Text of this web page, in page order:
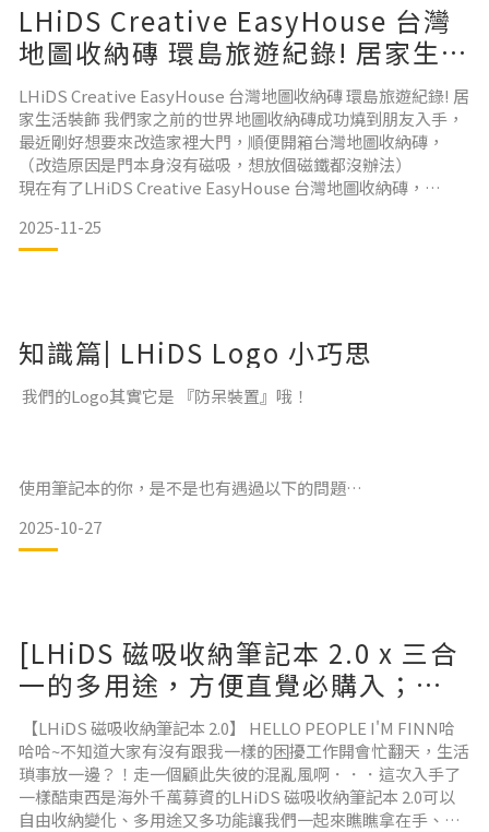
婚後遇到疫
LHiDS Creative EasyHouse 台灣
地圖收納磚 環島旅遊紀錄! 居家生活
裝飾
LHiDS Creative EasyHouse 台灣地圖收納磚 環島旅遊紀錄! 居
家生活裝飾 我們家之前的世界地圖收納磚成功燒到朋友入手，
最近剛好想要來改造家裡大門，順便開箱台灣地圖收納磚，
（改造原因是門本身沒有磁吸，想放個磁鐵都沒辦法）
現在有了LHiDS Creative EasyHouse 台灣地圖收納磚，
還兼具收納等多功能，重點是真的很美又超有質
感！！ EasyHouse多年來推出各款磁吸式收納磚，
2025-11-25
知識篇| LHiDS Logo 小巧思
我們的Logo其實它是 『防呆裝置』哦！
使用筆記本的你，是不是也有遇過以下的問題
🗣️：為什麼感覺吸力不太夠 檢查看看你是否有使用正確LHiDS
Logo 需朝正面使用 為了能讓配件更加穩固的吸在我們的筆記
本上，產品底部設定磁力更強，LHiDS Logo 能更快速辨識正
面！ 而不同的筆記本有自己相對應的磁吸位置，只要把配件吸
附在相應的位置上就可以了！ 〖 A4 / A5 筆記本 〗 〖 A6 筆記本
〗 〖 2.0系列 筆記本
2025-10-27
[LHiDS 磁吸收納筆記本 2.0 x 三合
一的多用途，方便直覺必購入；工
作生活要便利滿足你！║簡約工作
筆記本推薦、收納筆記本分享
【LHiDS 磁吸收納筆記本 2.0】 HELLO PEOPLE I'M FINN哈
哈哈~不知道大家有沒有跟我一樣的困擾工作開會忙翻天，生活
瑣事放一邊？！走一個顧此失彼的混亂風啊．．．這次入手了
一樣酷東西是海外千萬募資的LHiDS 磁吸收納筆記本 2.0可以
自由收納變化、多用途又多功能讓我們一起來瞧瞧拿在手、簡